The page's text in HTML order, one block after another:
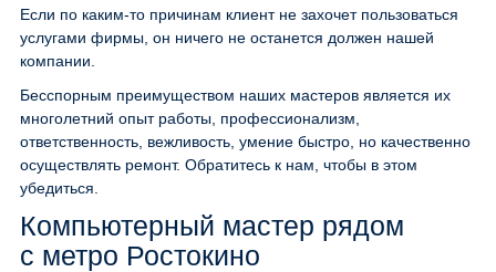
Если по каким-то причинам клиент не захочет пользоваться
услугами фирмы, он ничего не останется должен нашей
компании.
Бесспорным преимуществом наших мастеров является их
многолетний опыт работы, профессионализм,
ответственность, вежливость, умение быстро, но качественно
осуществлять ремонт. Обратитесь к нам, чтобы в этом
убедиться.
Компьютерный мастер рядом
с метро Ростокино